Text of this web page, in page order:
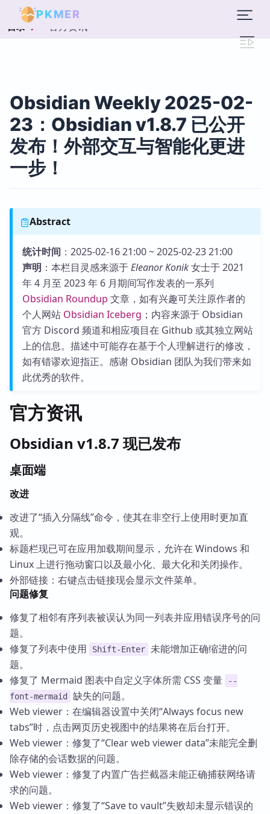
PKMER
目录 官方资讯
Obsidian Weekly 2025-02-
23：Obsidian v1.8.7 已公开
发布！外部交互与智能化更进
一步！
Abstract
统计时间 ：2025-02-16 21:00 ~ 2025-02-23 21:00
声明 ：本栏目灵感来源于Eleanor Konik女士于 2021
年 4 月至 2023 年 6 月期间写作发表的一系列
Obsidian Roundup 文章，如有兴趣可关注原作者的
个人网站 Obsidian Iceberg ；内容来源于 Obsidian
官方 Discord 频道和相应项目在 Github 或其独立网站
上的信息。描述中可能存在基于个人理解进行的修改，
如有错谬欢迎指正。感谢 Obsidian 团队为我们带来如
此优秀的软件。
官方资讯
Obsidian v1.8.7 现已发布
桌面端
改进
改进了“插入分隔线”命令，使其在非空行上使用时更加直
观。
标题栏现已可在应用加载期间显示，允许在 Windows 和
Linux 上进行拖动窗口以及最小化、最大化和关闭操作。
外部链接：右键点击链接现会显示文件菜单。
问题修复
修复了相邻有序列表被误认为同一列表并应用错误序号的问
题。
修复了列表中使用
Shift-Enter 未能增加正确缩进的问
题。
修复了 Mermaid 图表中自定义字体所需 CSS 变量
--
font-mermaid
缺失的问题。
Web viewer：在编辑器设置中关闭“Always focus new
tabs”时，点击网页历史视图中的结果将在后台打开。
Web viewer：修复了“Clear web viewer data”未能完全删
除存储的会话数据的问题。
Web viewer：修复了内置广告拦截器未能正确捕获网络请
求的问题。
Web viewer：修复了“Save to vault”失败却未显示错误的